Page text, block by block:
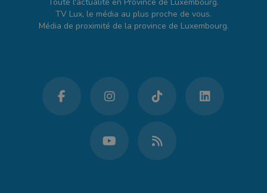
TV Lux, le média au plus proche de vous.
Média de proximité de la province de Luxembourg.